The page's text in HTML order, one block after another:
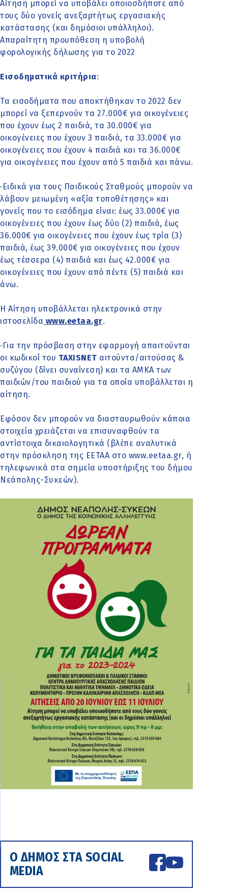
Αίτηση μπορεί να υποβάλει οποιοσδήποτε από
τους δύο γονείς ανεξαρτήτως εργασιακής
κατάστασης (και δημόσιοι υπάλληλοι).
Απαραίτητη προυπόθεση η υποβολή
φορολογικής δήλωσης για το 2022
Εισοδηματικά κριτήρια:
Τα εισοδήματα που αποκτήθηκαν το 2022 δεν
μπορεί να ξεπερνούν τα 27.000€ για οικογένειες
που έχουν έως 2 παιδιά, τα 30.000€ για
οικογένειες που έχουν 3 παιδιά, τα 33.000€ για
οικογένειες που έχουν 4 παιδιά και τα 36.000€
για οικογένειες που έχουν από 5 παιδιά και πάνω.
·Ειδικά για τους Παιδικούς Σταθμούς μπορούν να
λάβουν μειωμένη «αξία τοποθέτησης» και
γονείς που το εισόδημα είναι: έως 33.000€ για
οικογένειες που έχουν έως δύο (2) παιδιά, έως
36.000€ για οικογένειες που έχουν έως τρία (3)
παιδιά, έως 39.000€ για οικογένειες που έχουν
έως τέσσερα (4) παιδιά και έως 42.000€ για
οικογένειες που έχουν από πέντε (5) παιδιά και
άνω.
Η Αίτηση υποβάλλεται ηλεκτρονικά στην
ιστοσελίδα www.eetaa.gr.
·Για την πρόσβαση στην εφαρμογή απαιτούνται
οι κωδικοί του TAXISNET αιτούντα/αιτούσας &
συζύγου (δίνει συναίνεση) και τα ΑΜΚΑ των
παιδιών/του παιδιού για τα οποία υποβάλλεται η
αίτηση.
Εφόσον δεν μπορούν να διασταυρωθούν κάποια
στοιχεία χρειάζεται να επισυναφθούν τα
αντίστοιχα δικαιολογητικά (βλέπε αναλυτικά
στην πρόσκληση της ΕΕΤΑΑ στο www.eetaa.gr, ή
τηλεφωνικά στα σημεία υποστήριξης του δήμου
Νεάπολης-Συκεών).
Ο ΔΗΜΟΣ ΣΤΑ SOCIAL
MEDIA